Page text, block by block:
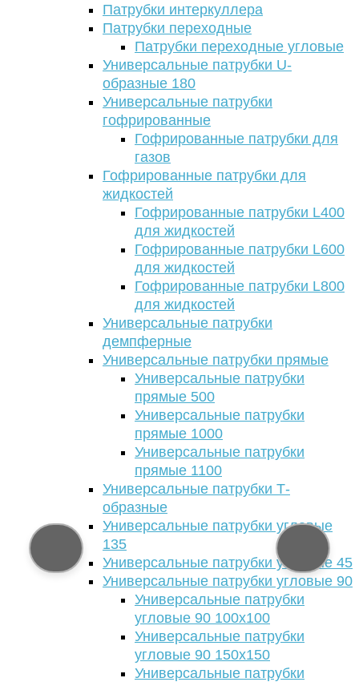
Патрубки интеркуллера
Патрубки переходные
Патрубки переходные угловые
Универсальные патрубки U-
образные 180
Универсальные патрубки
гофрированные
Гофрированные патрубки для
газов
Гофрированные патрубки для
жидкостей
Гофрированные патрубки L400
для жидкостей
Гофрированные патрубки L600
для жидкостей
Гофрированные патрубки L800
для жидкостей
Универсальные патрубки
демпферные
Универсальные патрубки прямые
Универсальные патрубки
прямые 500
Универсальные патрубки
прямые 1000
Универсальные патрубки
прямые 1100
Универсальные патрубки Т-
образные
Универсальные патрубки угловые
135
Универсальные патрубки угловые 45
Универсальные патрубки угловые 90
Универсальные патрубки
угловые 90 100х100
Универсальные патрубки
угловые 90 150х150
Универсальные патрубки